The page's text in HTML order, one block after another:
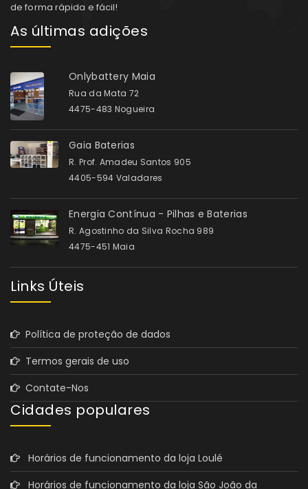
de forma rápida e fácil!
As últimas adições
Onlybattery Maia
Rua da Mata 72
4475-483 Nogueira
Gaia Baterias
R. Prof. Amadeu Santos 905
4405-594 Valadares
Energia Contínua - Pilhas e Baterias
R. Agostinho da Silva Rocha 989
4475-451 Maia
Links Úteis
Política de proteção de dados
Termos gerais de uso
Contate-Nos
Cidades populares
Horários de funcionamento da loja Loulé
Horários de funcionamento da loja São João da